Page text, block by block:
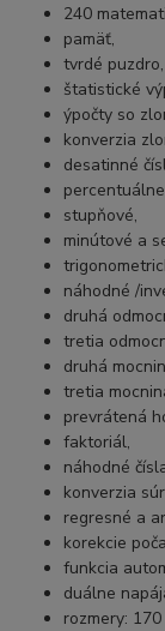
240
pamäť,
tvrdé puzdro,
štatistické
ýpočty so
konverzia
desatinné
stupňové,
minútové a
náhodné /
druhá
tretia
druhá
tretia
prevrátená
faktoriál,
náhodné
konverzia
regresné a
korekcie
funkcia
duálne
rozmery: